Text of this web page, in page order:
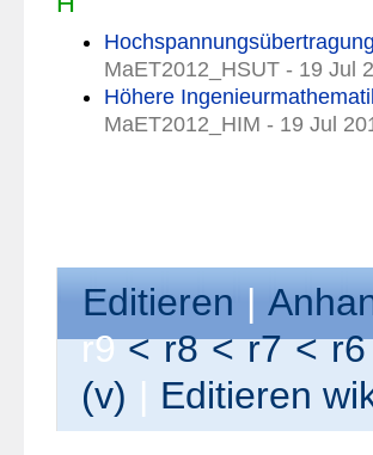
MaET2012_HSUT - 19 Jul
Höhere
MaET2012_HIM - 19 Jul
Editieren | A
r9< r8 < r7 < r6
(v) | Editieren w